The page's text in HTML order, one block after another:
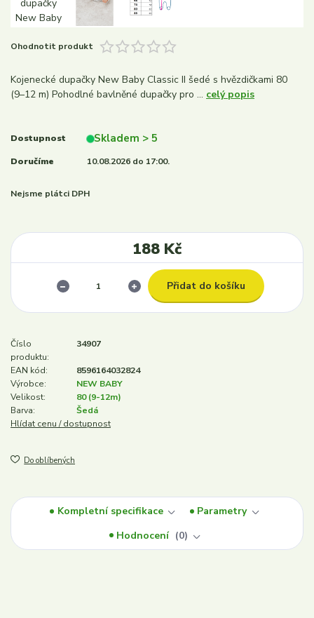
Ohodnotit produkt
Kojenecké dupačky New Baby Classic II šedé s hvězdičkami 80
(9–12 m) Pohodlné bavlněné dupačky pro ... celý popis
Dostupnost Skladem > 5
Doručíme 10.08.2026 do 17:00.
Nejsme plátci DPH
188 Kč
Přidat do košíku
Číslo
produktu:
34907
EAN kód:
8596164032824
Výrobce:
NEW BABY
Velikost:
80 (9-12m)
Barva:
Šedá
Hlídat cenu / dostupnost
Do oblíbených
Kompletní specifikace
Parametry
Hodnocení
0